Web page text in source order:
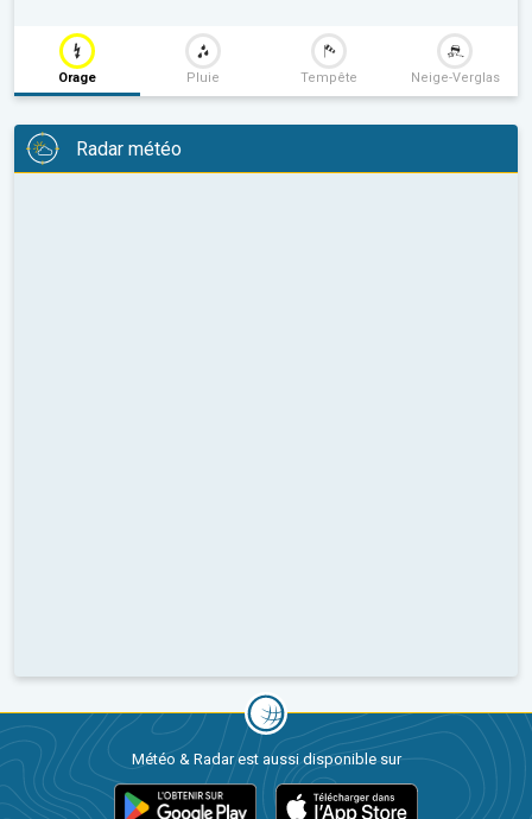
Orage Pluie Tempête Neige-Verglas
Radar météo
Météo & Radar est aussi disponible sur